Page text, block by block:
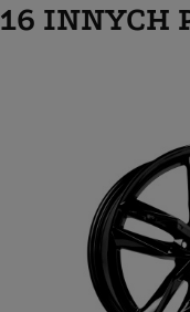
16 INNYCH